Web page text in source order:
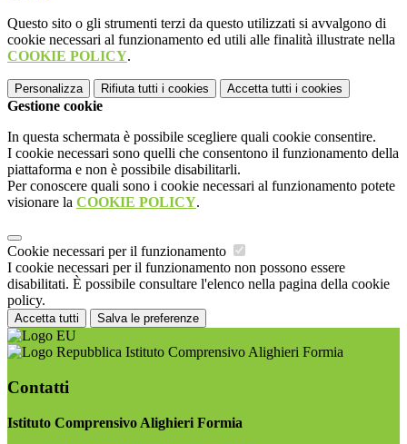
Questo sito o gli strumenti terzi da questo utilizzati si avvalgono di
cookie necessari al funzionamento ed utili alle finalità illustrate nella
COOKIE POLICY.
Personalizza Rifiuta tutti i cookies Accetta tutti i cookies
Gestione cookie
In questa schermata è possibile scegliere quali cookie consentire.
I cookie necessari sono quelli che consentono il funzionamento della
piattaforma e non è possibile disabilitarli.
Per conoscere quali sono i cookie necessari al funzionamento potete
visionare la COOKIE POLICY.
Cookie necessari per il funzionamento
I cookie necessari per il funzionamento non possono essere
disabilitati. È possibile consultare l'elenco nella pagina della cookie
policy.
Accetta tutti Salva le preferenze
Istituto Comprensivo Alighieri Formia
Contatti
Istituto Comprensivo Alighieri Formia